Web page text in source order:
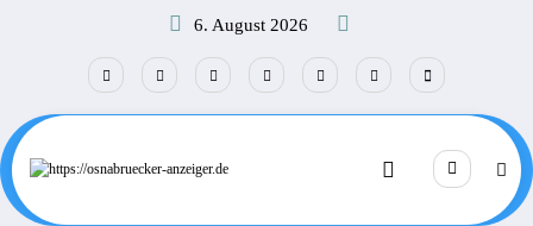
6. August 2026